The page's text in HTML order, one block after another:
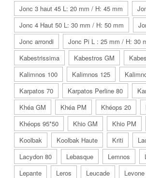
Jonc 3 haut 45 L: 20 mm / H: 45 mm
Jonc 4 Haut 50 L: 30 mm / H: 50 mm
Jonc arrondi
Jonc Pi L : 25 mm / H: 30
Kabestrissima
Kabestros GM
Kalimnos 100
Kalimnos 125
Karpatos 70
Karpatos Perline 80
Khéa GM
Khéa PM Khéops 20
Khéops 95*50
Khio GM Khio PM
Koolbak
Koolbak Haute Kriti
Lacydon 80
Lebasque Lemnos
Lepante
Leros Leucade